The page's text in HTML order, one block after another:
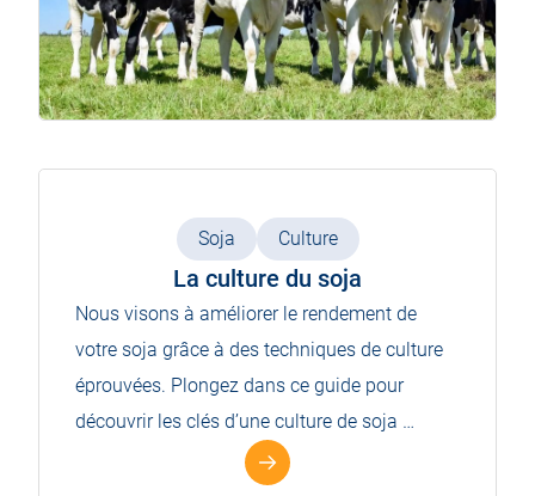
Soja Culture
La culture du soja
Nous visons à améliorer le rendement de
votre soja grâce à des techniques de culture
éprouvées. Plongez dans ce guide pour
découvrir les clés d’une culture de soja …